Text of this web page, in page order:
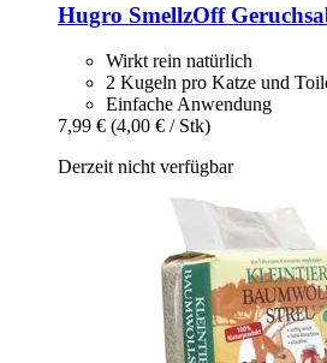
Hugro SmellzOff
Wirkt rein natürlich
2 Kugeln pro Katze und
Einfache Anwendung
7,99 € (4,00 € / Stk)
Derzeit nicht verfügbar